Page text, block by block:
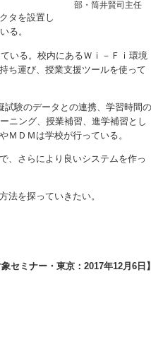
部・筒井賢司主任
タを設置し
る。
いる。校内にあるＷｉ－Ｆｉ環境
ち運び、授業支援ツールを使って
試験のデータとの連携、学習時間の
ニング、授業補習、進学補習とし
ＤＭは学校が行っている。
、さらにより良いシステムを作っ
法を探っていきたい。
セミナー・ 東京：2017年12月6日 】